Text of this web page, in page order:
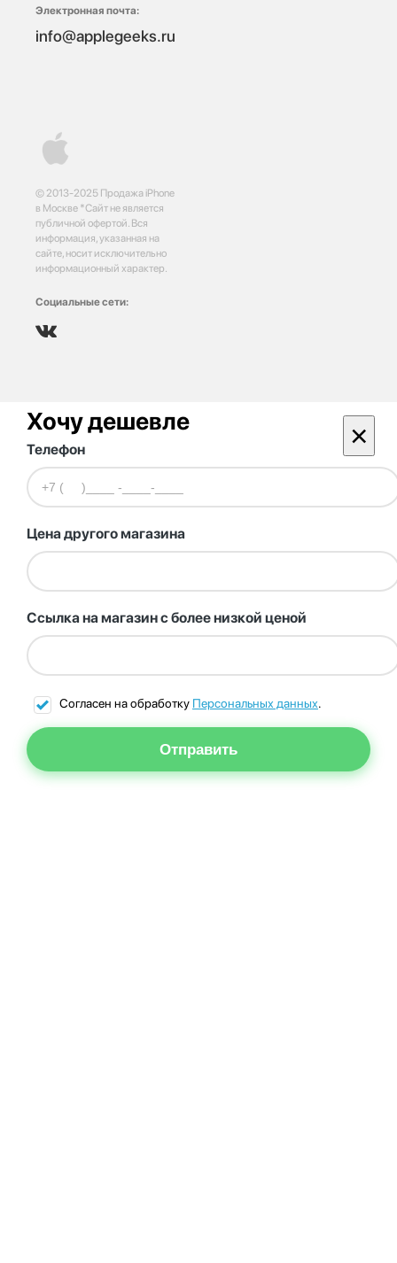
© 2013-2025 Продажа iPhone
в Москве *Сайт не является
публичной офертой. Вся
информация, указанная на
сайте, носит исключительно
информационный характер.
Социальные сети:
Электронная почта:
info@applegeeks.ru
Хочу дешевле ×
Телефон
Цена другого магазина
Ссылка на магазин с более низкой ценой
Согласен на обработку Персональных данных.
Отправить